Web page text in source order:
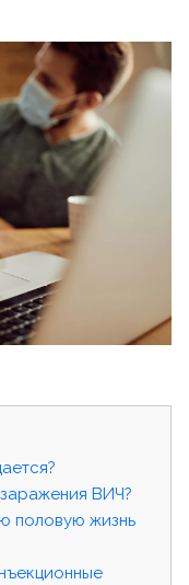
ВИЧ?
половую жизнь